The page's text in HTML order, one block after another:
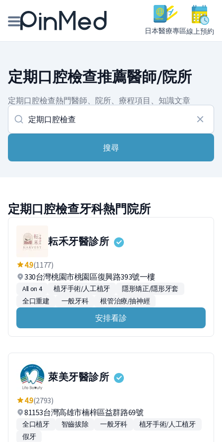
日本醫療專區線上預約
醫師專欄專訪
健康主題館
我是醫療人員
定期口腔檢查推薦醫師/院所
定期口腔檢查熱門醫師、院所、療程項目、知識文章
搜尋
定期口腔檢查牙科熱門院所
耘禾牙醫診所
4.9(1177)
330台灣桃園市桃園區復興路393號一樓
All on 4 植牙手術/人工植牙
隱形矯正/隱形牙套
全口重建
一般牙科 根管治療/抽神經
安排看診
萊美牙醫診所
4.9(2793)
81153台灣高雄市楠梓區益群路69號
全口植牙 智齒拔除 一般牙科
植牙手術/人工植牙
假牙